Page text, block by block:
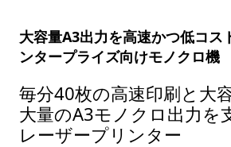
大容量A3出力を高速かつ低コス
ンタープライズ向けモノクロ機
毎分40枚の高速印刷と大
大量のA3モノクロ出力を
レーザープリンター